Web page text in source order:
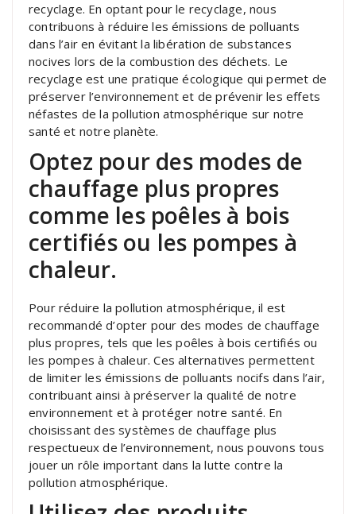
recyclage. En optant pour le recyclage, nous
contribuons à réduire les émissions de polluants
dans l’air en évitant la libération de substances
nocives lors de la combustion des déchets. Le
recyclage est une pratique écologique qui permet de
préserver l’environnement et de prévenir les effets
néfastes de la pollution atmosphérique sur notre
santé et notre planète.
Optez pour des modes de
chauffage plus propres
comme les poêles à bois
certifiés ou les pompes à
chaleur.
Pour réduire la pollution atmosphérique, il est
recommandé d’opter pour des modes de chauffage
plus propres, tels que les poêles à bois certifiés ou
les pompes à chaleur. Ces alternatives permettent
de limiter les émissions de polluants nocifs dans l’air,
contribuant ainsi à préserver la qualité de notre
environnement et à protéger notre santé. En
choisissant des systèmes de chauffage plus
respectueux de l’environnement, nous pouvons tous
jouer un rôle important dans la lutte contre la
pollution atmosphérique.